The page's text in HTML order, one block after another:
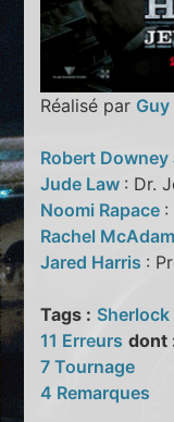
Réalisé par
Robert Downey
Jude Law : Dr.
Noomi Rapace :
Rachel
Jared Harris :
Tags :
11 Erreurs dont
7 Tournage
4 Remarques